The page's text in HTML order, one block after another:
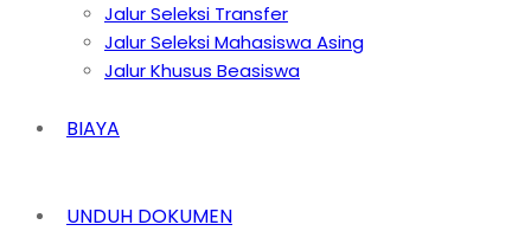
Jalur Seleksi Transfer
Jalur Seleksi Mahasiswa Asing
Jalur Khusus Beasiswa
BIAYA
UNDUH DOKUMEN